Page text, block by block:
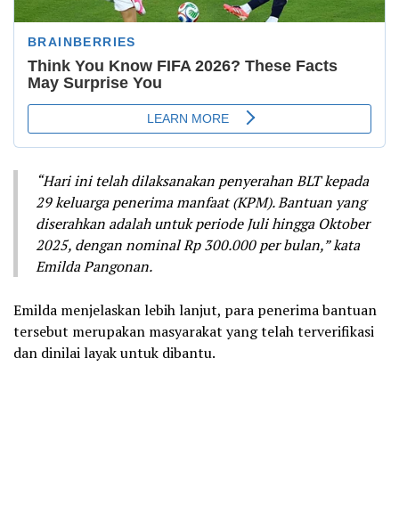
“Hari ini telah dilaksanakan penyerahan BLT kepada
29 keluarga penerima manfaat (KPM). Bantuan yang
diserahkan adalah untuk periode Juli hingga Oktober
2025, dengan nominal Rp 300.000 per bulan,” kata
Emilda Pangonan.
Emilda menjelaskan lebih lanjut, para penerima bantuan
tersebut merupakan masyarakat yang telah terverifikasi
dan dinilai layak untuk dibantu.